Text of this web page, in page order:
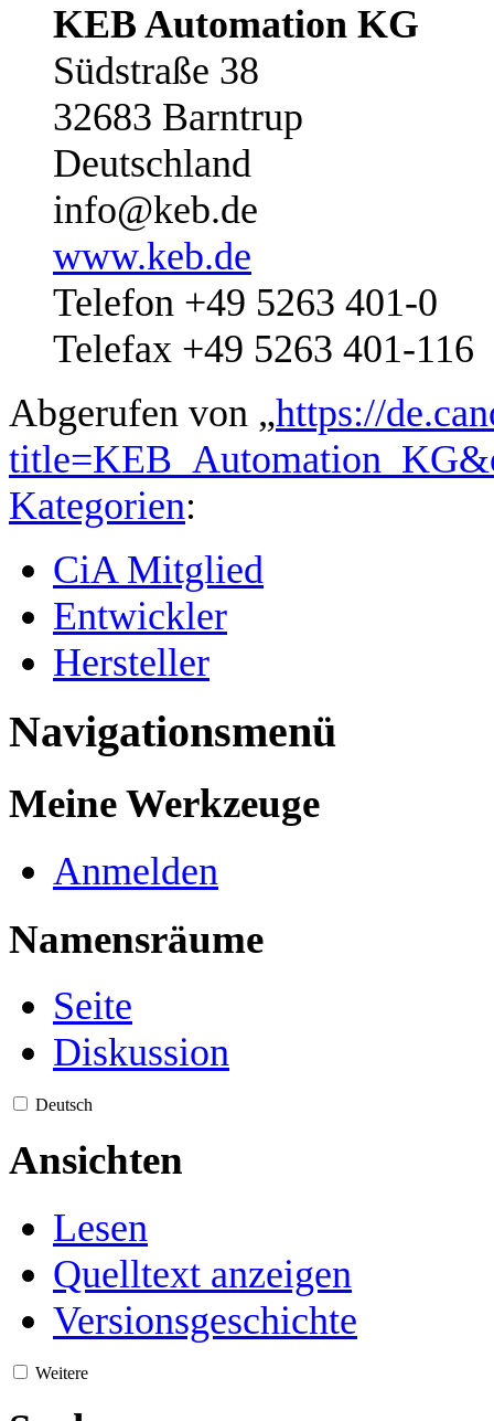
KEB Automation KG
Südstraße 38
32683 Barntrup
Deutschland
info@keb.de
www.keb.de
Telefon +49 5263 401-0
Telefax +49 5263 401-116
Abgerufen von „https://
Kategorien:
CiA Mitglied
Entwickler
Hersteller
Navigationsmenü
Meine Werkzeuge
Anmelden
Namensräume
Seite
Diskussion
Deutsch
Ansichten
Lesen
Quelltext anzeigen
Versionsgeschichte
Weitere